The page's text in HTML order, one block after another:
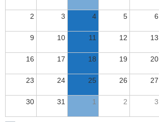
2 3 4 5 6
9 10 11 12 13
16 17 18 19 20
23 24 25 26 27
30 31 1 2 3